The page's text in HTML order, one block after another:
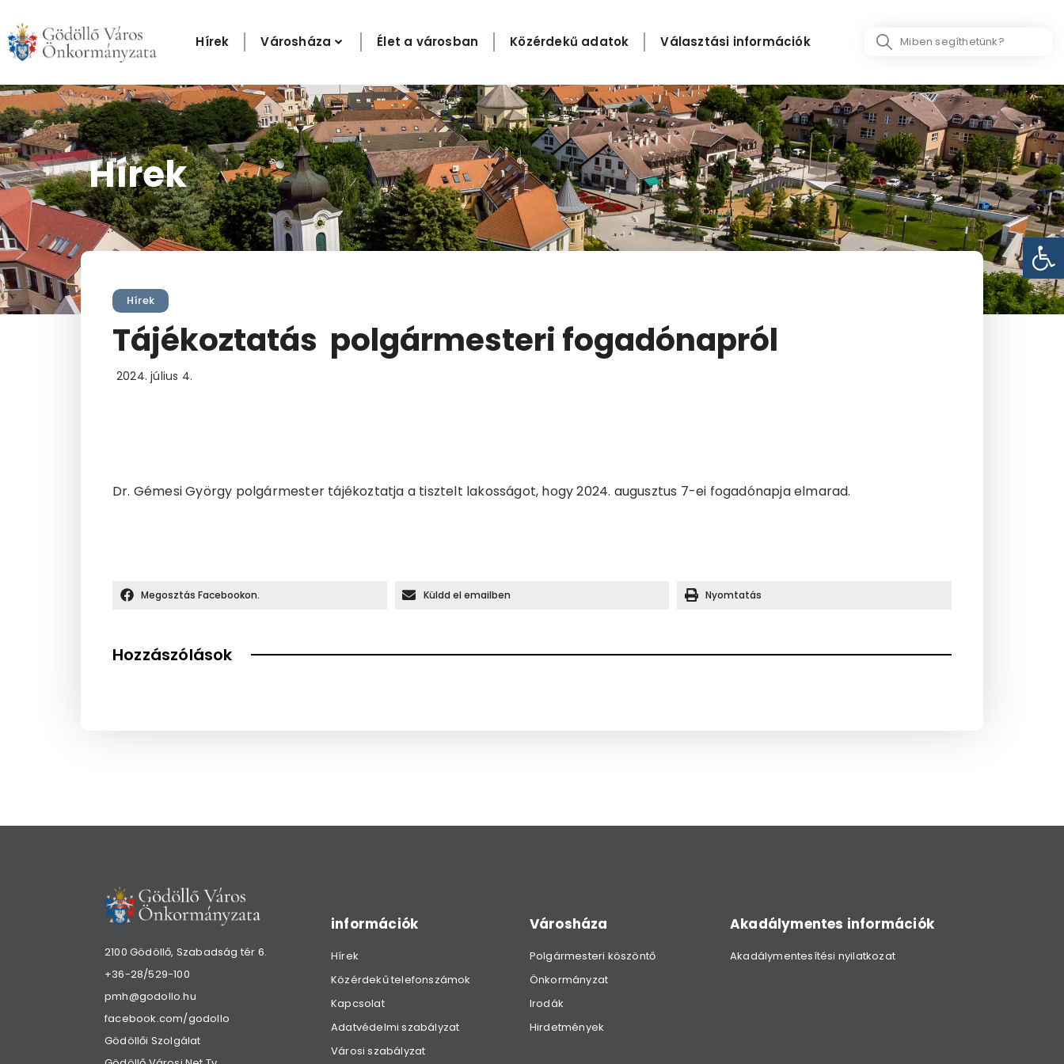
content
Hírek Városháza Élet a városban Közérdekű adatok Választási információk
Search
Hírek
Hírek
Tájékoztatás polgármesteri fogadónapról
2024. július 4.
Dr. Gémesi György polgármester tájékoztatja a tisztelt lakosságot, hogy 2024. augusztus 7-ei fogadónapja elmarad.
Megosztás Facebookon. Küldd el emailben Nyomtatás
Hozzászólások
2100 Gödöllő, Szabadság tér 6.
+36-28/529-100
pmh@godollo.hu
facebook.com/godollo
Gödöllői Szolgálat
információk
Hírek
Közérdekű telefonszámok
Kapcsolat
Adatvédelmi szabályzat
Városi szabályzat
Városháza
Polgármesteri köszöntő
Önkormányzat
Irodák
Hirdetmények
Akadálymentes információk
Akadálymentesítési nyilatkozat